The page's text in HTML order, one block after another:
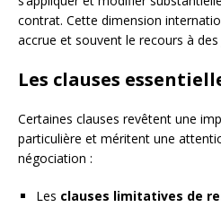
contrat. Cette dimension
accrue et souvent le recours à des
Les clauses
Certaines clauses revêtent une
particulière et méritent une
négociation :
Les clauses limitatives de